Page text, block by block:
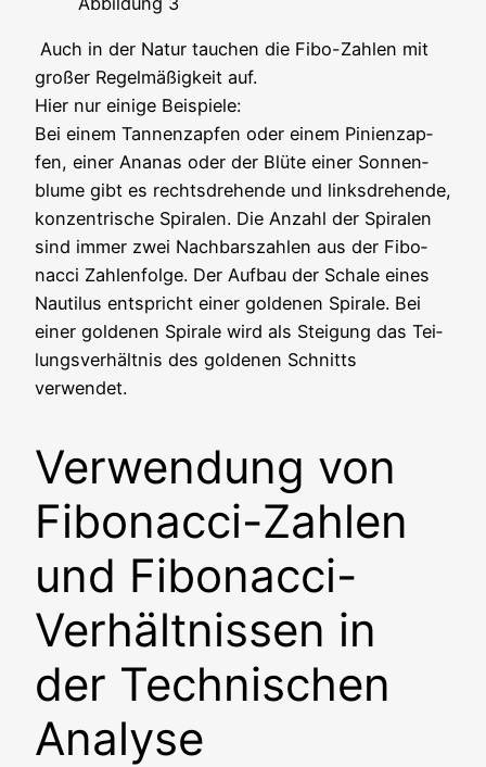
Auch in der Natur tau­chen die Fibo-Zah­len mit
gro­ßer Regel­mä­ßig­keit auf.
Hier nur eini­ge Beispiele:
Bei einem Tan­nen­zap­fen oder einem Pini­en­zap­
fen, einer Ana­nas oder der Blü­te einer Son­nen­
blu­me gibt es rechts­dre­hen­de und links­dre­hen­de,
kon­zen­tri­sche Spi­ra­len. Die Anzahl der Spi­ra­len
sind immer zwei Nach­bars­zah­len aus der Fibo­
nac­ci Zah­len­fol­ge. Der Auf­bau der Scha­le eines
Nau­ti­lus ent­spricht einer gol­de­nen Spi­ra­le. Bei
einer gol­de­nen Spi­ra­le wird als Stei­gung das Tei­
lungs­ver­hält­nis des gol­de­nen Schnitts
verwendet.
Verwendung von
Fibonacci-Zahlen
und Fibonacci-
Verhältnissen in
der Technischen
Analyse